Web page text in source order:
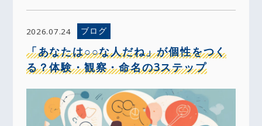
2026.07.24 ブログ
「あなたは○○な人だね」が個性をつく
る？体験・観察・命名の3ステップ